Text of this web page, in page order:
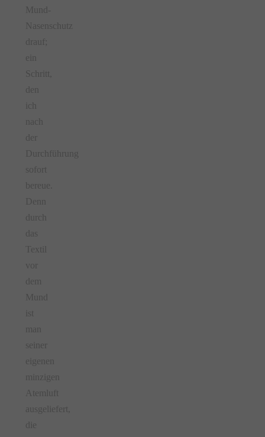
Mund-
Nasenschutz
drauf;
ein
Schritt,
den
ich
nach
der
Durchführung
sofort
bereue.
Denn
durch
das
Textil
vor
dem
Mund
ist
man
seiner
eigenen
minzigen
Atemluft
ausgeliefert,
die